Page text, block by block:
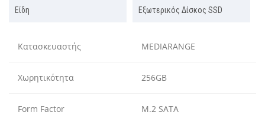
Είδη Εξωτερικός Δίσκος SSD
Κατασκευαστής MEDIARANGE
Χωρητικότητα 256GB
Form Factor M.2 SATA